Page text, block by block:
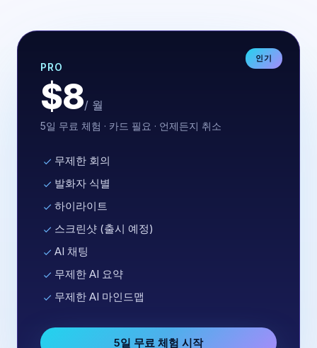
인기
PRO
$8/ 월
5일 무료 체험 · 카드 필요 · 언제든지 취소
무제한 회의
발화자 식별
하이라이트
스크린샷 (출시 예정)
AI 채팅
무제한 AI 요약
무제한 AI 마인드맵
5일 무료 체험 시작